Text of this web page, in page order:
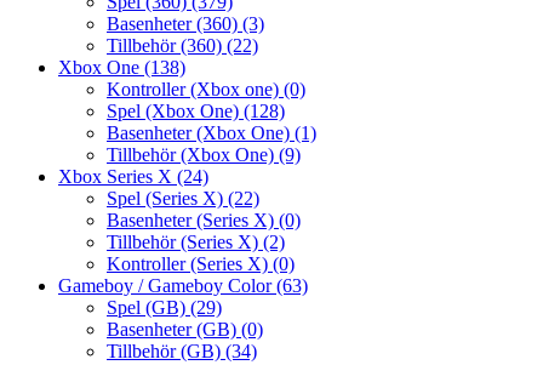
Basenheter (360) (3)
Tillbehör (360) (22)
Xbox One (138)
Kontroller (Xbox one) (0)
Spel (Xbox One) (128)
Basenheter (Xbox One) (1)
Tillbehör (Xbox One) (9)
Xbox Series X (24)
Spel (Series X) (22)
Basenheter (Series X) (0)
Tillbehör (Series X) (2)
Kontroller (Series X) (0)
Gameboy / Gameboy Color(63)
Spel (GB) (29)
Basenheter (GB) (0)
Tillbehör (GB) (34)